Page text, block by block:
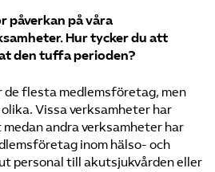
påverkan på våra
Hur tycker du att
den tuffa perioden?
flesta medlemsföretag, men
Vissa verksamheter har
andra verksamheter har
inom hälso- och
personal till akutsjukvården eller